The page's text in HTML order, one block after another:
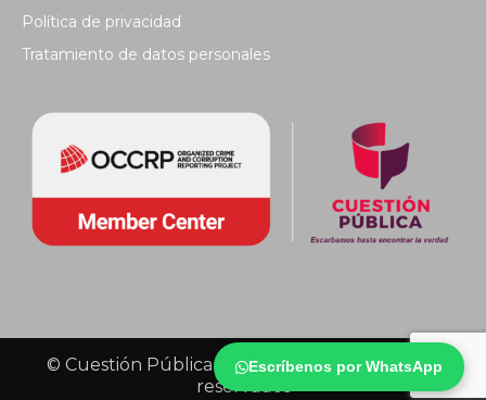
Escríbenos por WhatsApp
Política de privacidad
Tratamiento de datos personales
© Cuestión Pública 2018 - Todos los derechos
reservados